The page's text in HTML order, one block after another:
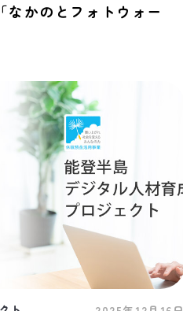
かのとフォトウォー